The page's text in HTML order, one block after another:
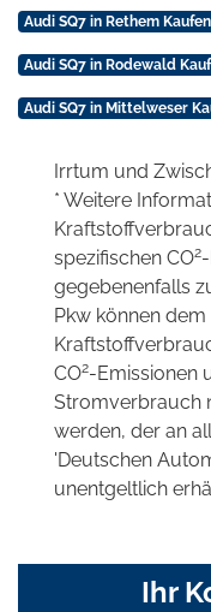
Audi SQ7 in Rethem
Audi SQ7 in Rodewald
Audi SQ7 in Mittelweser
Irrtum und
* Weitere
spezifischen CO2
gegebenenfalls
Pkw können
CO2-Emissionen
Stromverbrauch
werden, der an
'Deutschen
unentgeltlich
Ihr